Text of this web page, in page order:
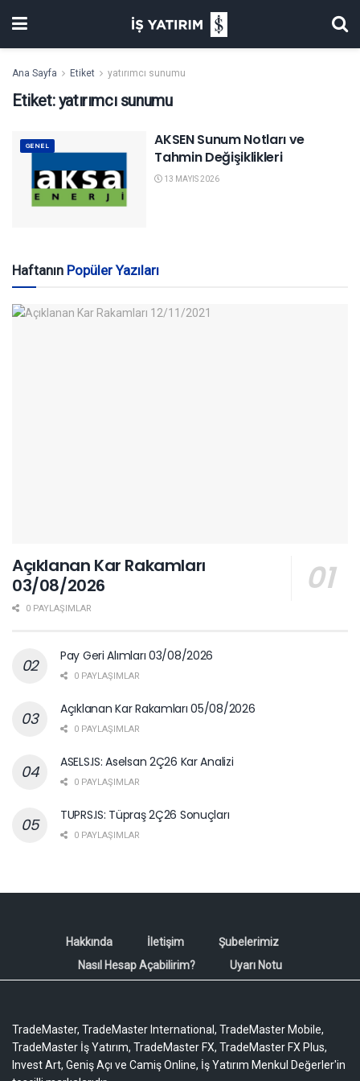
Ana Sayfa Etiket yatırımcı sunumu
Etiket:yatırımcı sunumu
GENEL
AKSEN Sunum Notları ve
Tahmin Değişiklikleri
13 MAYIS 2026
Haftanın Popüler Yazıları
Açıklanan Kar Rakamları
03/08/2026
0 PAYLAŞIMLAR
Pay Geri Alımları 03/08/2026
0 PAYLAŞIMLAR
Açıklanan Kar Rakamları 05/08/2026
0 PAYLAŞIMLAR
ASELS.IS: Aselsan 2Ç26 Kar Analizi
0 PAYLAŞIMLAR
TUPRS.IS: Tüpraş 2Ç26 Sonuçları
0 PAYLAŞIMLAR
Hakkında İletişim
Şubelerimiz
Nasıl Hesap Açabilirim?
Uyarı Notu
TradeMaster, TradeMaster International, TradeMaster Mobile,
TradeMaster İş Yatırım, TradeMaster FX, TradeMaster FX Plus,
Invest Art, Geniş Açı ve Camiş Online, İş Yatırım Menkul Değerler'in